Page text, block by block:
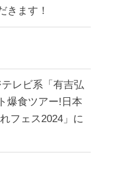
きます！
レビ系「有吉弘
爆食ツアー!日本
フェス2024」に